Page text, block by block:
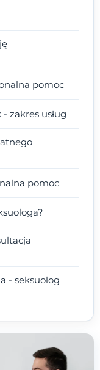
pomoc
zakres usług
pomoc
- seksuolog